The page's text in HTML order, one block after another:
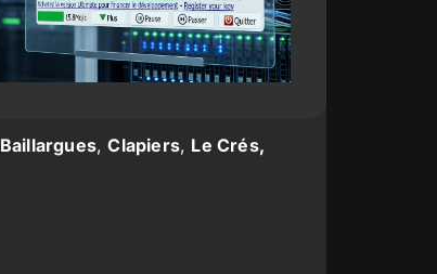
Baillargues,Clapiers, Le Crés,